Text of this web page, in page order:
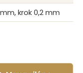
krok 0,2 mm